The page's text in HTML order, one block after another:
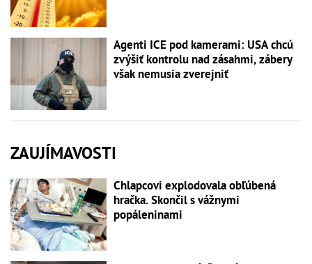
Agenti ICE pod kamerami: USA chcú
zvýšiť kontrolu nad zásahmi, zábery
však nemusia zverejniť
ZAUJÍMAVOSTI
Chlapcovi explodovala obľúbená
hračka. Skončil s vážnymi
popáleninami